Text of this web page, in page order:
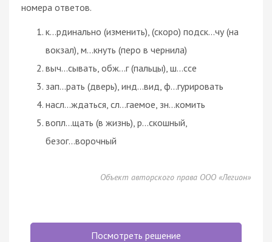
номера ответов.
к...рдинально (изменить), (скоро) подск...чу (на
вокзал), м...кнуть (перо в чернила)
выч...сывать, обж...г (пальцы), ш...ссе
зап...рать (дверь), инд...вид, ф...гурировать
насл...ждаться, сл...гаемое, зн...комить
вопл...щать (в жизнь), р...скошный,
безог...ворочный
Объект авторского права ООО «Легион»
Посмотреть решение